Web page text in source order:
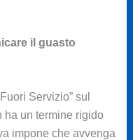
il guasto
Servizio” sul
ha un termine rigido
impone che avvenga